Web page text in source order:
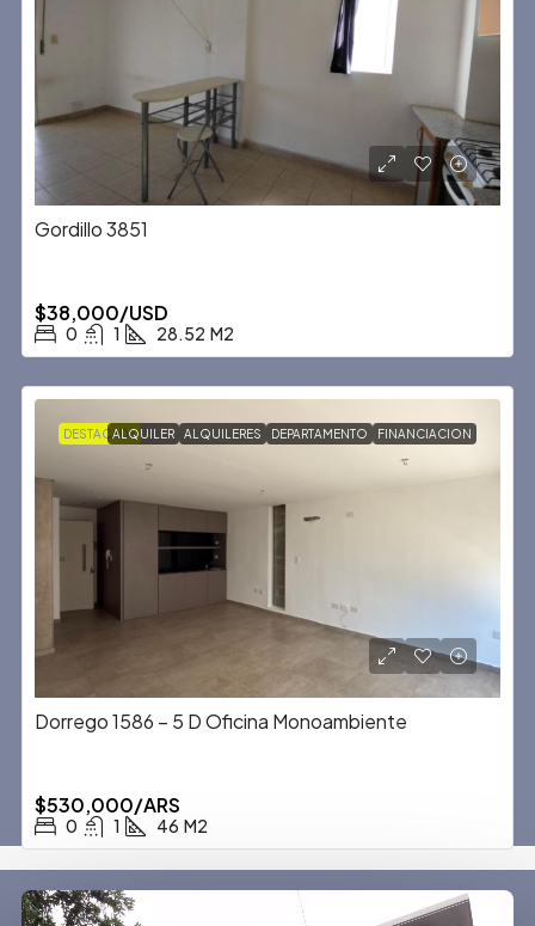
Gordillo 3851
$38,000/USD
0 1 28.52 M2
DESTACADAALQUILER ALQUILERES DEPARTAMENTO FINANCIACION
Dorrego 1586 – 5 D Oficina Monoambiente
$530,000/ARS
0 1 46 M2